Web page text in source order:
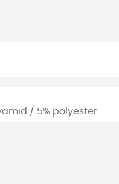
/ 5% polyester